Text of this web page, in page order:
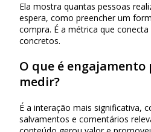
Ela mostra quantas pessoas
espera, como preencher um
compra. É a métrica que
concretos.
O que é
medir?
É a interação mais significativa,
salvamentos e comentários